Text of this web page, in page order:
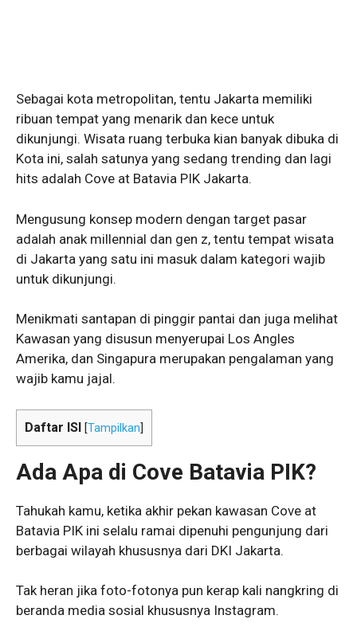
Sebagai kota metropolitan, tentu Jakarta memiliki
ribuan tempat yang menarik dan kece untuk
dikunjungi. Wisata ruang terbuka kian banyak dibuka di
Kota ini, salah satunya yang sedang trending dan lagi
hits adalah Cove at Batavia PIK Jakarta.
Mengusung konsep modern dengan target pasar
adalah anak millennial dan gen z, tentu tempat wisata
di Jakarta yang satu ini masuk dalam kategori wajib
untuk dikunjungi.
Menikmati santapan di pinggir pantai dan juga melihat
Kawasan yang disusun menyerupai Los Angles
Amerika, dan Singapura merupakan pengalaman yang
wajib kamu jajal.
Daftar ISI [Tampilkan
Ada Apa di Cove Batavia PIK?
Tahukah kamu, ketika akhir pekan kawasan Cove at
Batavia PIK ini selalu ramai dipenuhi pengunjung dari
berbagai wilayah khususnya dari DKI Jakarta.
Tak heran jika foto-fotonya pun kerap kali nangkring di
beranda media sosial khususnya Instagram.